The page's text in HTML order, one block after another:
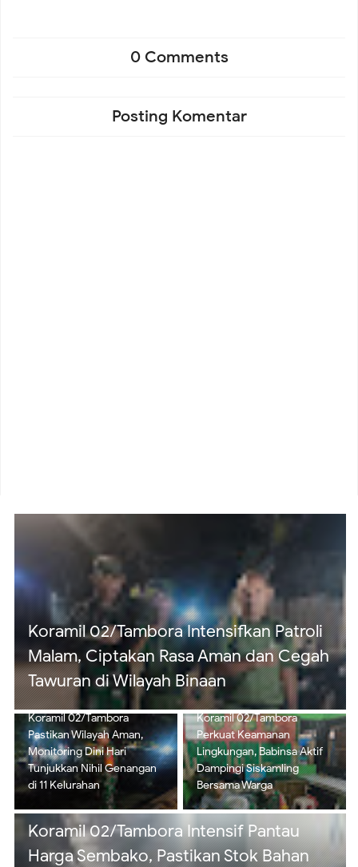
0 Comments
Posting Komentar
Koramil 02/Tambora Pastikan Wilayah
Aman, Monitoring Dini Hari Tunjukkan
Nihil Genangan di 11 Kelurahan
Koramil 02/Tambora
Perkuat Keamanan
Lingkungan, Babinsa Aktif
Dampingi Siskamling
Bersama Warga
Koramil 02/Tambora
Intensif Pantau Harga
Sembako, Pastikan Stok
Bahan Pokok Aman bagi
Masyarakat
Koramil 02/Tambora Perkuat Budaya
Bersih, Satgas Sampah Edukasi Warga